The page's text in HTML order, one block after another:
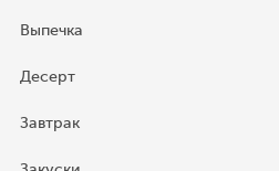
Выпечка
Десерт
Завтрак